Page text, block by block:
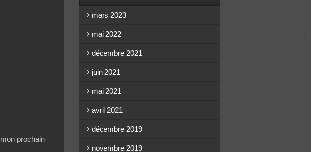
prochain
mars 2023
mai 2022
décembre 2021
juin 2021
mai 2021
avril 2021
décembre 2019
novembre 2019